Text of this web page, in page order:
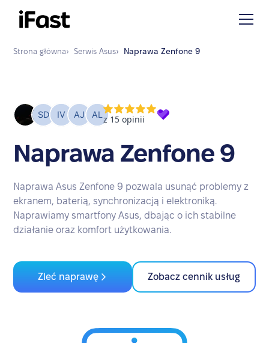
Strona główna› Serwis Asus› Naprawa Zenfone 9
Naprawa Zenfone 9
Naprawa Asus Zenfone 9 pozwala usunąć problemy z
ekranem, baterią, synchronizacją i elektroniką.
Naprawiamy smartfony Asus, dbając o ich stabilne
działanie oraz komfort użytkowania.
Zleć naprawę Zobacz cennik usług